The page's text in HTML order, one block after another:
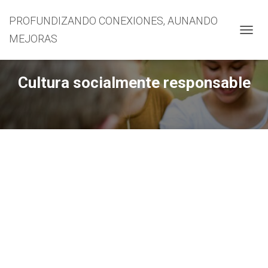
PROFUNDIZANDO CONEXIONES, AUNANDO
MEJORAS
Cultura socialmente responsable